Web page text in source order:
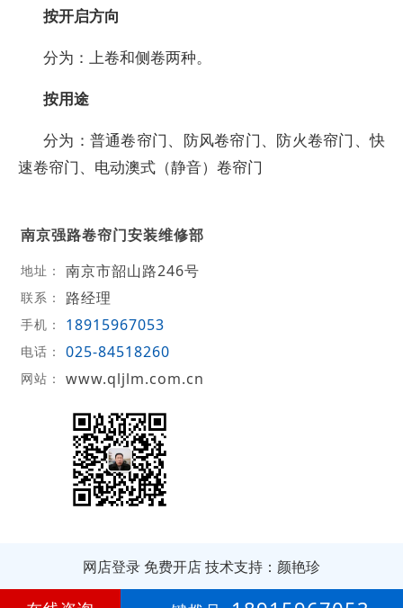
按开启方向
分为：上卷和侧卷两种。
按用途
分为：普通卷帘门、防风卷帘门、防火卷帘门、快
速卷帘门、电动澳式（静音）卷帘门
南京强路卷帘门安装维修部
地址： 南京市韶山路246号
联系： 路经理
手机： 18915967053
电话： 025-84518260
网站： www.qljlm.com.cn
网店登录 免费开店技术支持：颜艳珍
第14年